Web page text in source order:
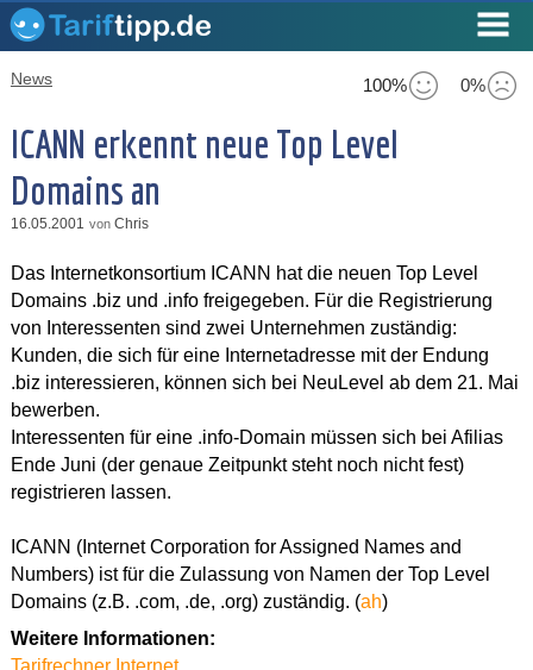
100% 0%
News
ICANN erkennt neue Top Level
Domains an
16.05.2001 von Chris
Das Internetkonsortium ICANN hat die neuen Top Level
Domains .biz und .info freigegeben. Für die Registrierung
von Interessenten sind zwei Unternehmen zuständig:
Kunden, die sich für eine Internetadresse mit der Endung
.biz interessieren, können sich bei NeuLevel ab dem 21. Mai
bewerben.
Interessenten für eine .info-Domain müssen sich bei Afilias
Ende Juni (der genaue Zeitpunkt steht noch nicht fest)
registrieren lassen.
ICANN (Internet Corporation for Assigned Names and
Numbers) ist für die Zulassung von Namen der Top Level
Domains (z.B. .com, .de, .org) zuständig. (ah)
Weitere Informationen:
Tarifrechner Internet